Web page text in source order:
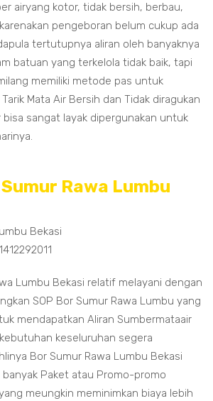
airyang kotor, tidak bersih, berbau,
pengeboran belum cukup ada
tertutupnya aliran oleh banyaknya
batuan yang terkelola tidak baik, tapi
memiliki metode pas untuk
Mata Air Bersih dan Tidak diragukan
bisa sangat layak dipergunakan untuk
Rawa Lumbu
Bekasi
Lumbu Bekasi relatif melayani dengan
SOP Bor Sumur Rawa Lumbu yang
mendapatkan Aliran Sumbermataair
keseluruhan segera
Bor Sumur Rawa Lumbu Bekasi
Paket atau Promo-promo
meungkin meminimkan biaya lebih